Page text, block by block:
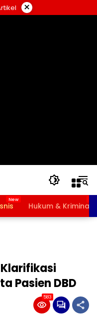
×
Hukum & Kriminal
Pasien DBD
583